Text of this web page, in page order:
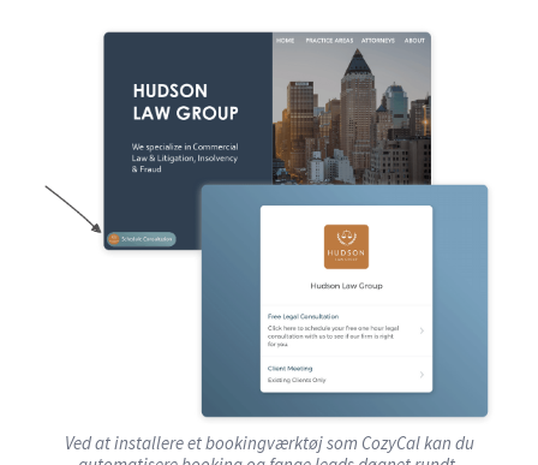
Ved at installere et bookingværktøj som CozyCal kan du